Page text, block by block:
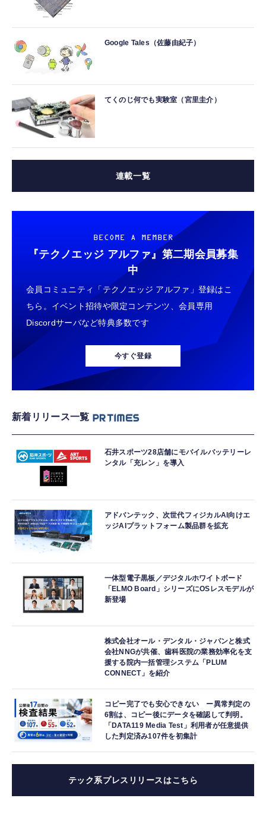
Google Tales（佐藤由紀子）
てくのじ何でも実験室（宮里圭介）
連載一覧
BECOME A MEMBER
『テクノエッジ アルファ』 第二期会員募集
中
会員コミュニティ「テクノエッジ アルファ」登録はこ
ちら。イベント招待や限定コンテンツ、会員専用
Discordサーバなど特典多数です
今すぐ登録
新着リリース一覧
石井スポーツ28店舗にモバイルバッテリーレ
ンタル「充レン」を導入
アドバンテック、次世代フィジカルAI向けエ
ッジAIプラットフォーム製品群を拡充
一体型電子黒板／デジタルホワイトボード
「ELMO Board」シリーズにOSレスモデルが
新登場
株式会社オール・デンタル・ジャパンと株式
会社NNGが共催、歯科医院の業務効率化を支
援する院内一括管理システム「PLUM
CONNECT」を紹介
コピー完了でも安心できない ー異常判定の
6割は、コピー後にデータを確認して判明。
「DATA119 Media Test」利用者が任意提供
した判定済み107件を初集計
テック系プレスリリースはこちら